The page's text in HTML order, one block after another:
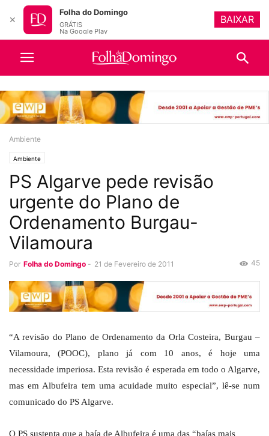
Ambiente
Ambiente
PS Algarve pede revisão
urgente do Plano de
Ordenamento Burgau-
Vilamoura
Por Folha do Domingo - 21 de Fevereiro de 2011 45
“A revisão do Plano de Ordenamento da Orla Costeira, Burgau –
Vilamoura, (POOC), plano já com 10 anos, é hoje uma
necessidade imperiosa. Esta revisão é esperada em todo o Algarve,
mas em Albufeira tem uma acuidade muito especial”, lê-se num
comunicado do PS Algarve.
O PS sustenta que a baía de Albufeira é uma das “baías mais
✕
Folha do Domingo
GRÁTIS
Na Google Play
BAIXAR